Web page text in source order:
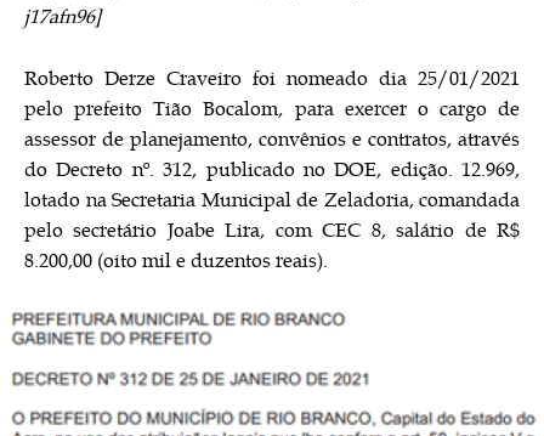
j17afn96]
Roberto Derze Craveiro foi nomeado dia 25/01/2021
pelo prefeito Tião Bocalom, para exercer o cargo de
assessor de planejamento, convênios e contratos, através
do Decreto nº. 312, publicado no DOE, edição. 12.969,
lotado na Secretaria Municipal de Zeladoria, comandada
pelo secretário Joabe Lira, com CEC 8, salário de R$
8.200,00 (oito mil e duzentos reais).